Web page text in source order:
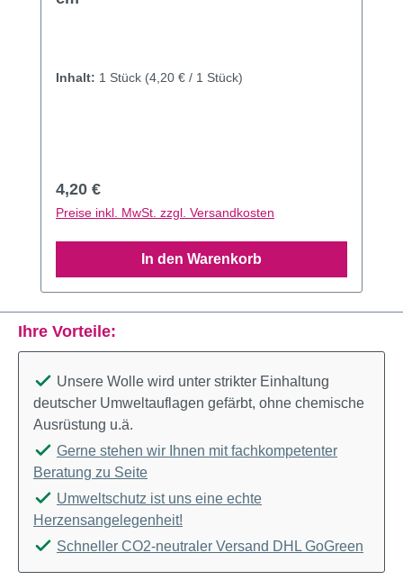
Inhalt: 1 Stück (4,20 € / 1 Stück)
Regulärer Preis:
4,20 €
Preise inkl. MwSt. zzgl. Versandkosten
In den Warenkorb
Ihre Vorteile:
Unsere Wolle wird unter strikter Einhaltung
deutscher Umweltauflagen gefärbt, ohne chemische
Ausrüstung u.ä.
Gerne stehen wir Ihnen mit fachkompetenter
Beratung zu Seite
Umweltschutz ist uns eine echte
Herzensangelegenheit!
Schneller CO2-neutraler Versand DHL GoGreen